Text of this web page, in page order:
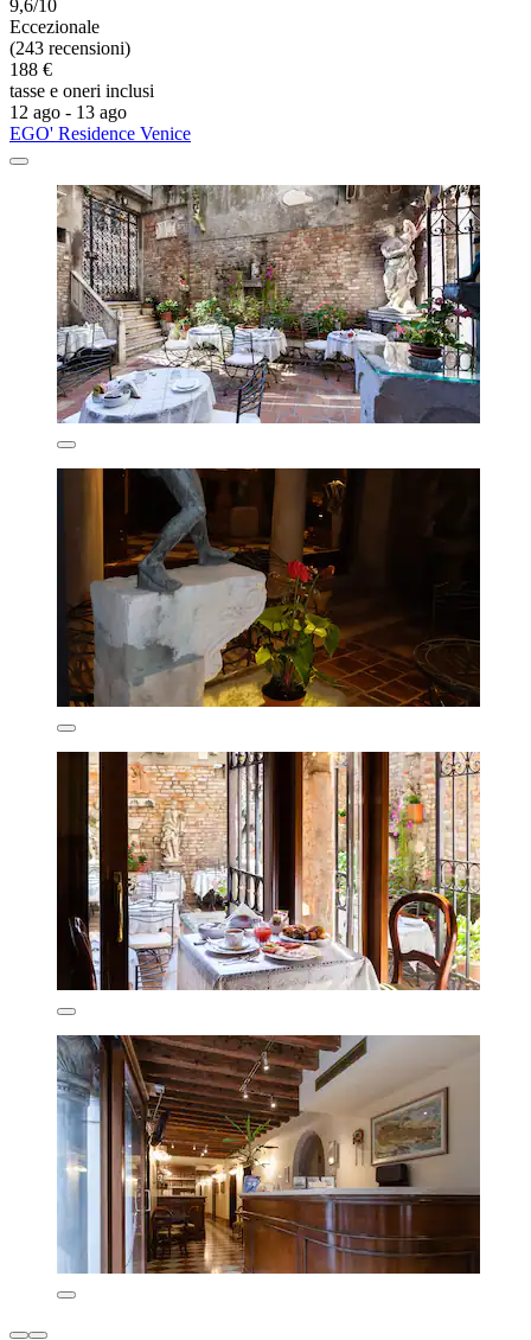
9,6/10
Eccezionale
(243 recensioni)
188 €
tasse e oneri inclusi
12 ago - 13 ago
EGO' Residence Venice